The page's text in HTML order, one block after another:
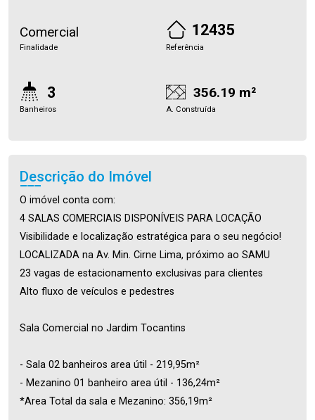
Comercial
Finalidade
12435
Referência
3
Banheiros
356.19 m²
A. Construída
Descrição do Imóvel
O imóvel conta com:
4 SALAS COMERCIAIS DISPONÍVEIS PARA LOCAÇÃO
Visibilidade e localização estratégica para o seu negócio!
LOCALIZADA na Av. Min. Cirne Lima, próximo ao SAMU
23 vagas de estacionamento exclusivas para clientes
Alto fluxo de veículos e pedestres
Sala Comercial no Jardim Tocantins
- Sala 02 banheiros area útil - 219,95m²
- Mezanino 01 banheiro area útil - 136,24m²
*Area Total da sala e Mezanino: 356,19m²